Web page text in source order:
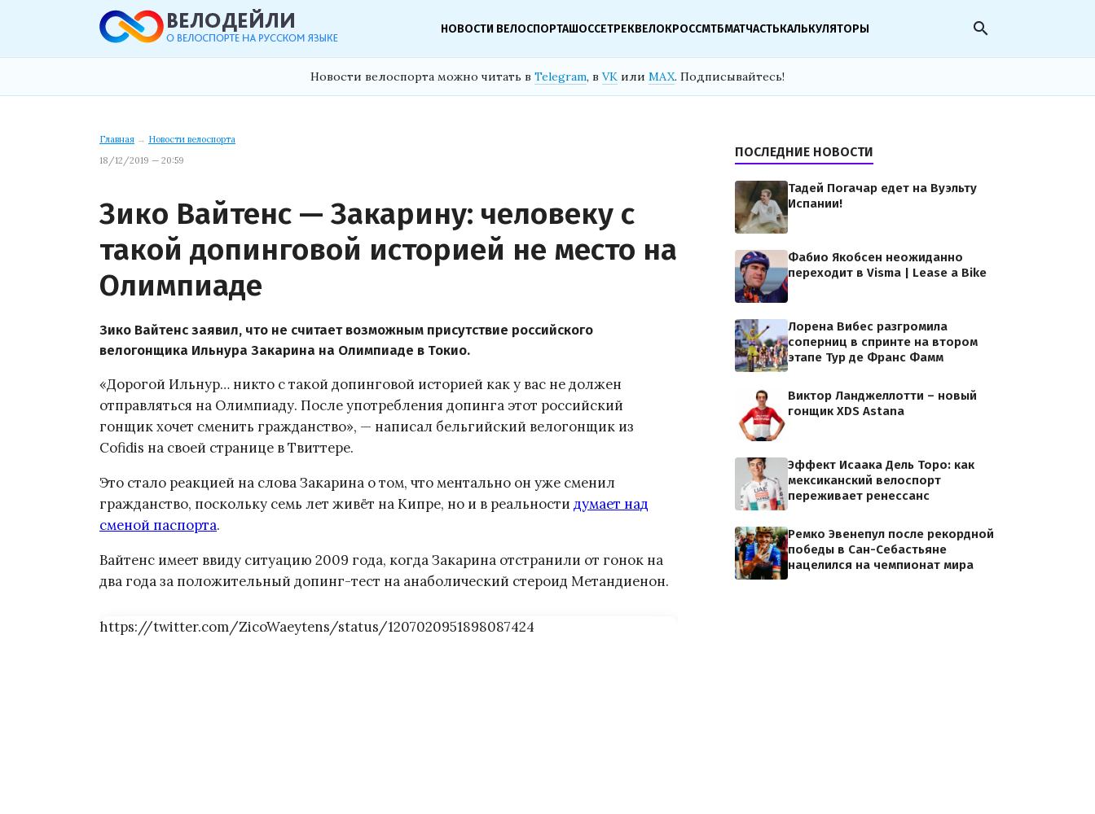
НОВОСТИ ВЕЛОСПОРТАШОССЕТРЕКВЕЛОКРОССМТБМАТЧАСТЬКАЛЬКУЛЯТОРЫ search
Новости велоспорта можно читать в Telegram, в VK или MAX. Подписывайтесь!
Главная → Новости велоспорта
18/12/2019 — 20:59
Зико Вайтенс — Закарину: человеку с
такой допинговой историей не место на
Олимпиаде
Зико Вайтенс заявил, что не считает возможным присутствие российского
велогонщика Ильнура Закарина на Олимпиаде в Токио.
«Дорогой Ильнур… никто с такой допинговой историей как у вас не должен
отправляться на Олимпиаду. После употребления допинга этот российский
гонщик хочет сменить гражданство», — написал бельгийский велогонщик из
Cofidis на своей странице в Твиттере.
Это стало реакцией на слова Закарина о том, что ментально он уже сменил
гражданство, поскольку семь лет живёт на Кипре, но и в реальности думает над
сменой паспорта.
Вайтенс имеет ввиду ситуацию 2009 года, когда Закарина отстранили от гонок на
два года за положительный допинг-тест на анаболический стероид Метандиенон.
https://twitter.com/ZicoWaeytens/status/1207020951898087424
ПОСЛЕДНИЕ НОВОСТИ
Тадей Погачар едет на Вуэльту
Испании!
Фабио Якобсен неожиданно
переходит в Visma | Lease a Bike
Лорена Вибес разгромила
соперниц в спринте на втором
этапе Тур де Франс Фамм
Виктор Ланджеллотти – новый
гонщик XDS Astana
Эффект Исаака Дель Торо: как
мексиканский велоспорт
переживает ренессанс
Ремко Эвенепул после рекордной
победы в Сан-Себастьяне
нацелился на чемпионат мира